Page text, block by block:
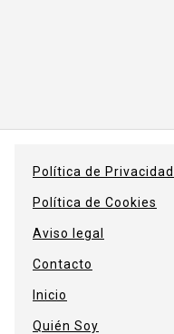
Política de Privacidad
Política de Cookies
Aviso legal
Contacto
Inicio
Quién Soy